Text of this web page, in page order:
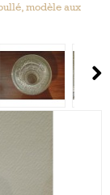
modèle aux